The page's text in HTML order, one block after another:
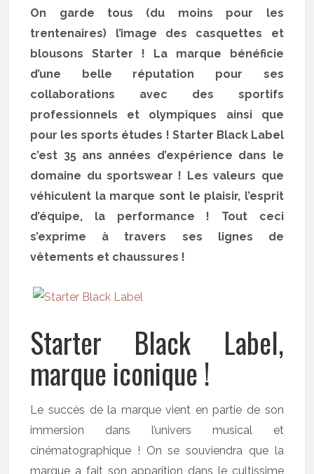
On garde tous (du moins pour les
trentenaires) l’image des casquettes et
blousons Starter ! La marque bénéficie
d’une belle réputation pour ses
collaborations avec des sportifs
professionnels et olympiques ainsi que
pour les sports études ! Starter Black Label
c’est 35 ans années d’expérience dans le
domaine du sportswear ! Les valeurs que
véhiculent la marque sont le plaisir, l’esprit
d’équipe, la performance ! Tout ceci
s’exprime à travers ses lignes de
vêtements et chaussures !
Starter Black Label,
marque iconique !
Le succès de la marque vient en partie de son
immersion dans l’univers musical et
cinématographique ! On se souviendra que la
marque a fait son apparition dans le cultissime